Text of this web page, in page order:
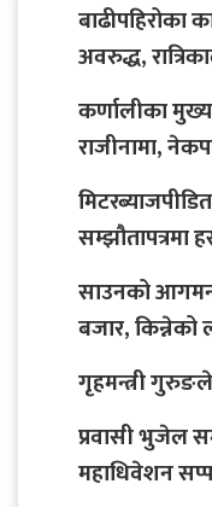
बाढीपहिरोका
अवरुद्ध,
कर्णालीका
राजीनामा,
सम्झौतापत्रमा
साउनको
बजार, किन्नेको
गृहमन्त्री
प्रवासी भुजेल
महाधिवेशन